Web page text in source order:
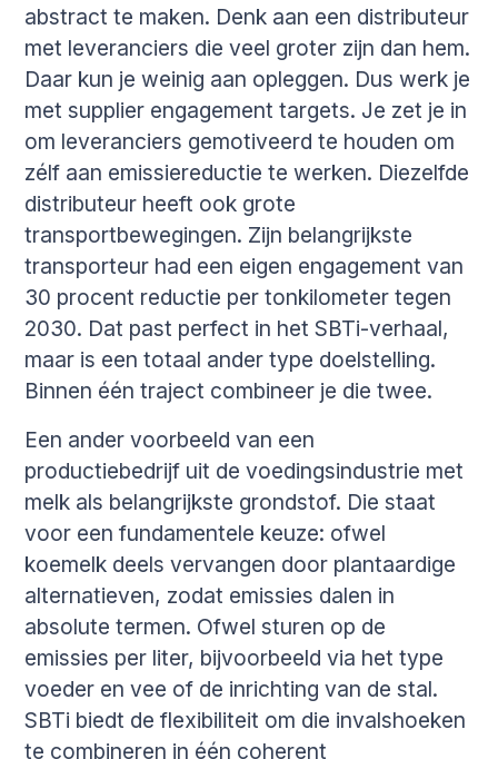
abstract te maken. Denk aan een distributeur
met leveranciers die veel groter zijn dan hem.
Daar kun je weinig aan opleggen. Dus werk je
met supplier engagement targets. Je zet je in
om leveranciers gemotiveerd te houden om
zélf aan emissiereductie te werken. Diezelfde
distributeur heeft ook grote
transportbewegingen. Zijn belangrijkste
transporteur had een eigen engagement van
30 procent reductie per tonkilometer tegen
2030. Dat past perfect in het SBTi-verhaal,
maar is een totaal ander type doelstelling.
Binnen één traject combineer je die twee.
Een ander voorbeeld van een
productiebedrijf uit de voedingsindustrie met
melk als belangrijkste grondstof. Die staat
voor een fundamentele keuze: ofwel
koemelk deels vervangen door plantaardige
alternatieven, zodat emissies dalen in
absolute termen. Ofwel sturen op de
emissies per liter, bijvoorbeeld via het type
voeder en vee of de inrichting van de stal.
SBTi biedt de flexibiliteit om die invalshoeken
te combineren in één coherent